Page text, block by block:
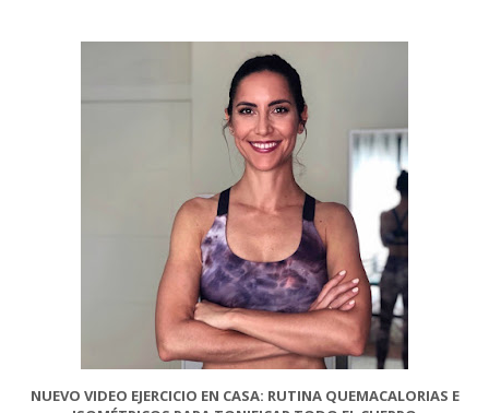
NUEVO VIDEO EJERCICIO EN CASA: RUTINA QUEMACALORIAS E